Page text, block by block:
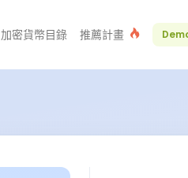
加密貨幣目錄 推薦計畫